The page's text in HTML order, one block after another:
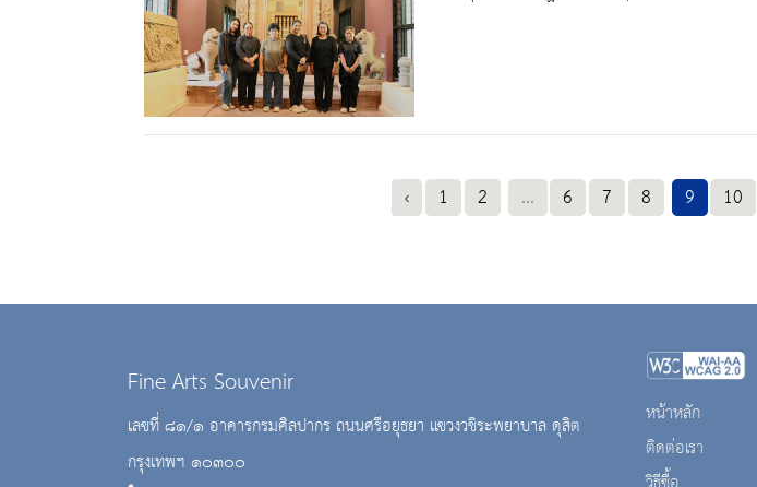
‹ 1 2 ... 6 7 8 9 10
Fine Arts Souvenir
เลขที่ ๘๑/๑ อาคารกรมศิลปากร ถนนศรีอยุธยา แขวงวชิระพยาบาล ดุสิต
กรุงเทพฯ ๑๐๓๐๐
หน้าหลัก
ติดต่อเรา